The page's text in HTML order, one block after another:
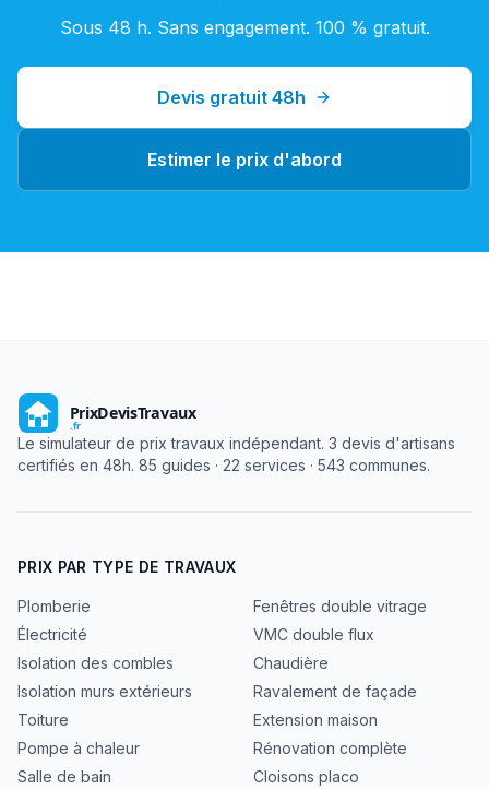
Sous 48 h. Sans engagement. 100 % gratuit.
Devis gratuit 48h
Estimer le prix d'abord
Le simulateur de prix travaux indépendant. 3 devis d'artisans
certifiés en 48h. 85 guides · 22 services · 543 communes.
PRIX PAR TYPE DE TRAVAUX
Plomberie
Électricité
Isolation des combles
Isolation murs extérieurs
Toiture
Pompe à chaleur
Salle de bain
Fenêtres double vitrage
VMC double flux
Chaudière
Ravalement de façade
Extension maison
Rénovation complète
Cloisons placo